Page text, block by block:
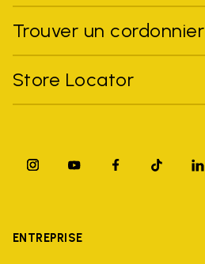
Trouver un cordonnier
Store Locator
ENTREPRISE